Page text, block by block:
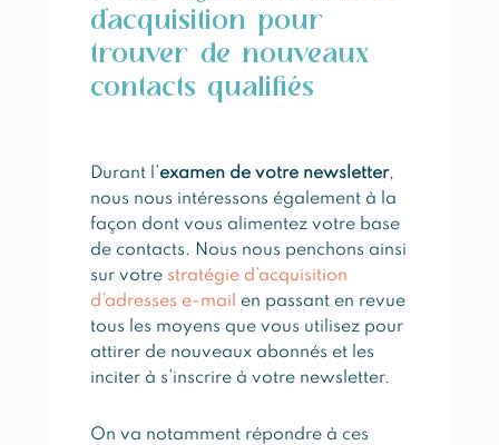
d’acquisition pour
trouver de nouveaux
contacts qualifiés
Durant l’examen de votre newsletter,
nous nous intéressons également à la
façon dont vous alimentez votre base
de contacts. Nous nous penchons ainsi
sur votre stratégie d’acquisition
d’adresses e-mail
en passant en revue
tous les moyens que vous utilisez pour
attirer de nouveaux abonnés et les
inciter à s’inscrire à votre newsletter.
On va notamment répondre à ces